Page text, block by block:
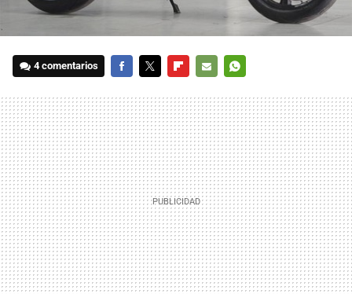
4 comentarios
MAIL